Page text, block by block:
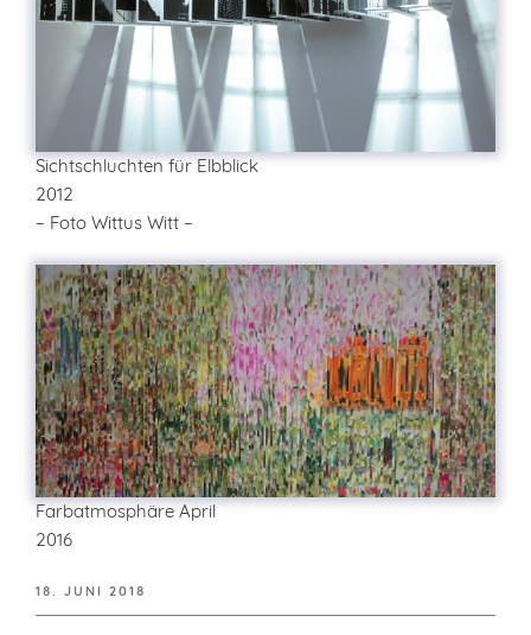
Sichtschluchten für Elbblick
2012
– Foto Wittus Witt –
Farbatmosphäre April
2016
VERÖFFENTLICHT
AM
18. JUNI 2018